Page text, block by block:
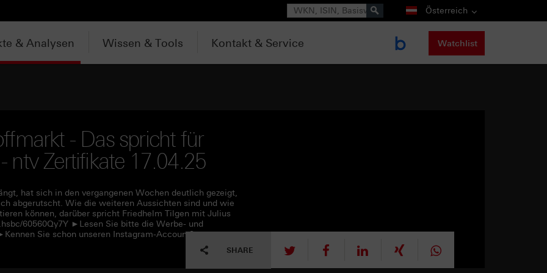
Suche Österreich
& Analysen Wissen & Tools Kontakt & Service Watchlist
- Das spricht für
ntv Zertifikate 17.04.25
hat sich in den vergangenen Wochen deutlich gezeigt,
abgerutscht. Wie die weiteren Aussichten sind und wie
können, darüber spricht Friedhelm Tilgen mit Julius
60560Qy7Y ►Lesen Sie bitte die Werbe- und
Sie schon unseren Instagram-Account?
SHARE tweet mitteilen